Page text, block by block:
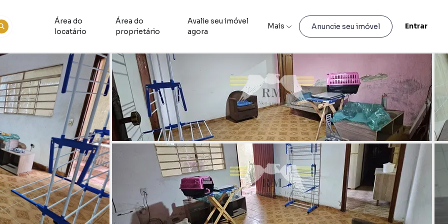
Área do
locatário
Área do
proprietário
Avalie seu imóvel
agora
Mais Anuncie seu imóvel Entrar